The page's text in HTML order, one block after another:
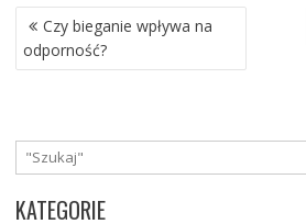
NAWIGACJA
WPISU
Czy bieganie wpływa na
odporność?
KATEGORIE